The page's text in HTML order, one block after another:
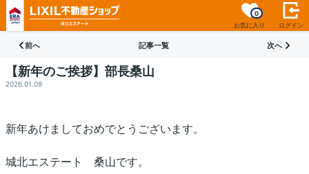
お気に入り
0
ログイン
前へ 記事一覧 次へ
【新年のご挨拶】部長桑山
2026.01.09
新年あけましておめでとうございます。
城北エステート 桑山です。